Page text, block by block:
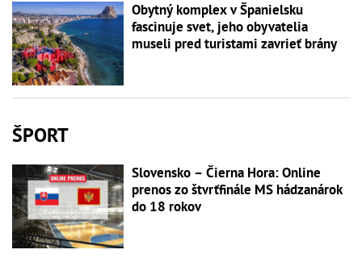
Obytný komplex v Španielsku
fascinuje svet, jeho obyvatelia
museli pred turistami zavrieť brány
ŠPORT
Slovensko – Čierna Hora: Online
prenos zo štvrťfinále MS hádzanárok
do 18 rokov